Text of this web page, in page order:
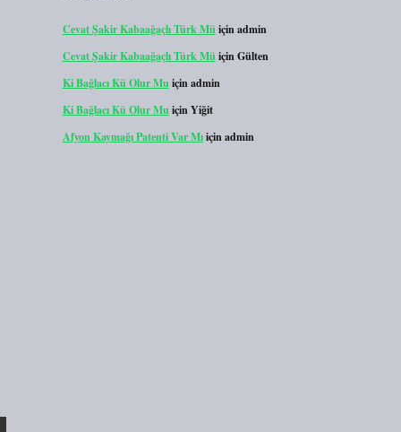
Cevat Şakir Kabaağaçlı Türk Müiçinadmin
Cevat Şakir Kabaağaçlı Türk MüiçinGülten
Ki Bağlacı Kü Olur Muiçinadmin
Ki Bağlacı Kü Olur MuiçinYiğit
Afyon Kaymağı Patenti Var Mıiçinadmin